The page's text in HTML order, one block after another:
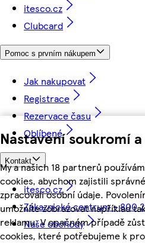
Nastavení soukromí
My a našich 18 partnerů
cookies, abychom zajistili
zpracovali osobní údaje.
umožníte zobrazovat například
reklamu. V opačném případě
cookies, které potřebujeme k
itesco.cz
Clubcard
Pomoc s prvním nákupem
Jak nakupovat
Registrace
Rezervace času
Oblíbené
Kontakt
itesco.cz
Zákaznické centrum - 800
Naše obchody